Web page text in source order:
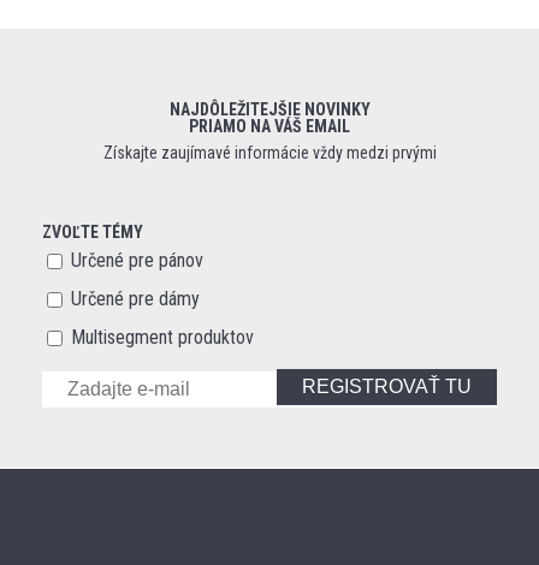
NAJDÔLEŽITEJŠIE NOVINKY
PRIAMO NA VÁŠ EMAIL
Získajte zaujímavé informácie vždy medzi prvými
ZVOĽTE TÉMY
Určené pre pánov
Určené pre dámy
Multisegment produktov
REGISTROVAŤ TU